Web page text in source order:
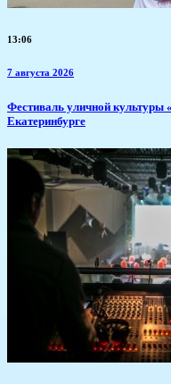
13:06
7 августа 2026
​Фестиваль уличной культуры
Екатеринбурге